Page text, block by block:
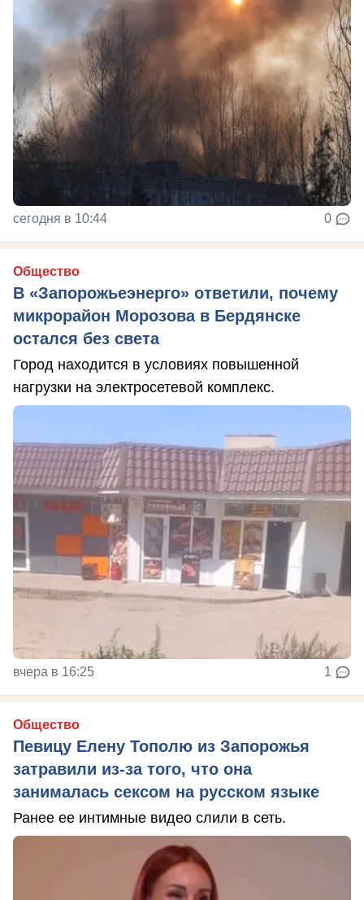
сегодня в 10:44 0
Общество
В «Запорожьеэнерго» ответили, почему
микрорайон Морозова в Бердянске
остался без света
Город находится в условиях повышенной
нагрузки на электросетевой комплекс.
вчера в 16:25 1
Общество
Певицу Елену Тополю из Запорожья
затравили из-за того, что она
занималась сексом на русском языке
Ранее ее интимные видео слили в сеть.